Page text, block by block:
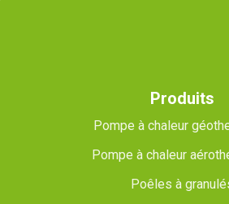
Produits
Pompe à chaleur
Pompe à chaleur
Poêles à